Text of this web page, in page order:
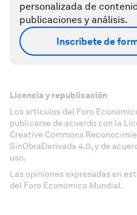
personalizada de
publicaciones y análisis.
Inscríbete de
Licencia y republicación
Los artículos del Foro
publicarse de acuerdo con la
Creative Commons
SinObraDerivada 4.0, y de
uso.
Las opiniones expresadas en
del Foro Económico Mundial.